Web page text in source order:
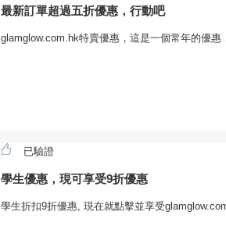
最新訂單超過五折優惠，行動吧
glamglow.com.hk特賣優惠，這是一個常年的優
已驗證
學生優惠，現可享受9折優惠
學生折扣9折優惠, 現在就點擊並享受